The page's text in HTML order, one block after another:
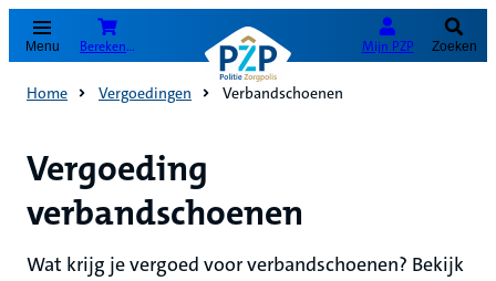
Menu Bereken je premie Mijn PZP Zoeken
Home Vergoedingen Verbandschoenen
Vergoeding
verbandschoenen
Wat krijg je vergoed voor verbandschoenen? Bekijk